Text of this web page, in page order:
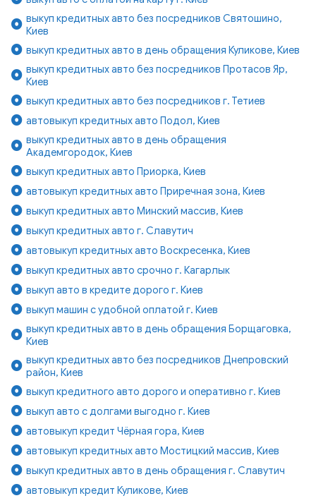
выкуп кредитных авто без посредников Святошино,
Киев
выкуп кредитных авто в день обращения Куликове, Киев
выкуп кредитных авто без посредников Протасов Яр,
Киев
выкуп кредитных авто без посредников г. Тетиев
автовыкуп кредитных авто Подол, Киев
выкуп кредитных авто в день обращения
Академгородок, Киев
выкуп кредитных авто Приорка, Киев
автовыкуп кредитных авто Приречная зона, Киев
выкуп кредитных авто Минский массив, Киев
выкуп кредитных авто г. Славутич
автовыкуп кредитных авто Воскресенка, Киев
выкуп кредитных авто срочно г. Кагарлык
выкуп авто в кредите дорого г. Киев
выкуп машин с удобной оплатой г. Киев
выкуп кредитных авто в день обращения Борщаговка,
Киев
выкуп кредитных авто без посредников Днепровский
район, Киев
выкуп кредитного авто дорого и оперативно г. Киев
выкуп авто с долгами выгодно г. Киев
автовыкуп кредит Чёрная гора, Киев
автовыкуп кредитных авто Мостицкий массив, Киев
выкуп кредитных авто в день обращения г. Славутич
автовыкуп кредит Куликове, Киев